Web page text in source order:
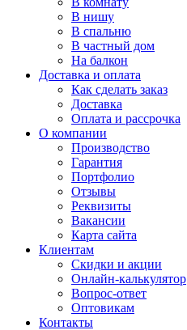
В нишу
В спальню
В частный дом
На балкон
Доставка и оплата
Как сделать заказ
Доставка
Оплата и рассрочка
О компании
Производство
Гарантия
Портфолио
Отзывы
Реквизиты
Вакансии
Карта сайта
Клиентам
Скидки и акции
Онлайн-калькулятор
Вопрос-ответ
Оптовикам
Контакты